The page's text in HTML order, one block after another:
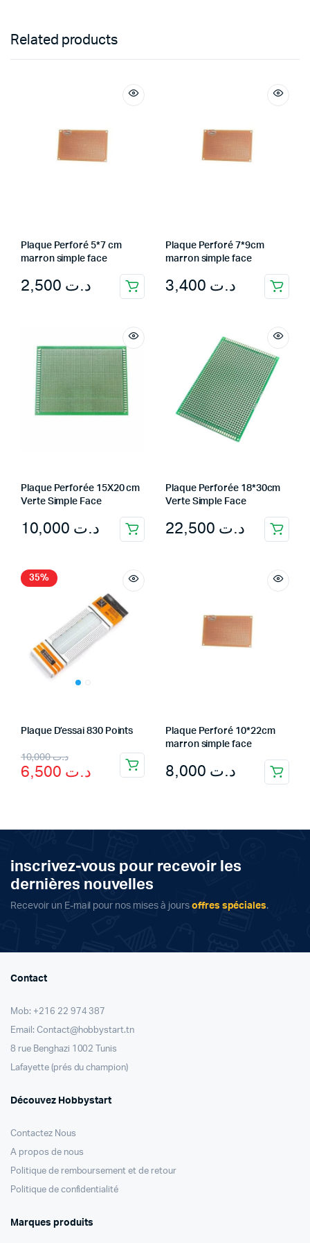
Related products
Plaque Perforé 5*7 cm
marron simple face
د.ت
Plaque Perforé 7*9cm
marron simple face
د.ت
Plaque Perforée 15X20 cm
Verte Simple Face
د.ت
Plaque Perforée 18*30cm
Verte Simple Face
د.ت
35%
Plaque D’essai 830 Points
د.ت10,000
Original
price
د.ت 10,000.
د.ت
Current
price
د.ت 6,500.
Plaque Perforé 10*22cm
marron simple face
د.ت
inscrivez-vous pour recevoir les
dernières nouvelles
Recevoir un E-mail pour nos mises à jours offres spéciales.
Contact
Mob: +216 22 974 387
Email: Contact@hobbystart.tn
8 rue Benghazi 1002 Tunis
Lafayette (prés du champion)
Découvez Hobbystart
Contactez Nous
A propos de nous
Politique de remboursement et de retour
Politique de confidentialité
Marques produits